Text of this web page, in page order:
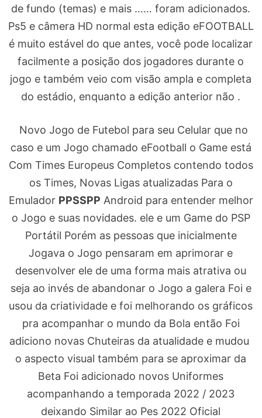
de fundo (temas) e mais …… foram adicionados.
Ps5 e câmera HD normal esta edição eFOOTBALL
é muito estável do que antes, você pode localizar
facilmente a posição dos jogadores durante o
jogo e também veio com visão ampla e completa
do estádio, enquanto a edição anterior não .
Novo Jogo de Futebol para seu Celular que no
caso e um Jogo chamado eFootball o Game está
Com Times Europeus Completos contendo todos
os Times, Novas Ligas atualizadas Para o
Emulador PPSSPP Android para entender melhor
o Jogo e suas novidades. ele e um Game do PSP
Portátil Porém as pessoas que inicialmente
Jogava o Jogo pensaram em aprimorar e
desenvolver ele de uma forma mais atrativa ou
seja ao invés de abandonar o Jogo a galera Foi e
usou da criatividade e foi melhorando os gráficos
pra acompanhar o mundo da Bola então Foi
adiciono novas Chuteiras da atualidade e mudou
o aspecto visual também para se aproximar da
Beta Foi adicionado novos Uniformes
acompanhando a temporada 2022 / 2023
deixando Similar ao Pes 2022 Oficial